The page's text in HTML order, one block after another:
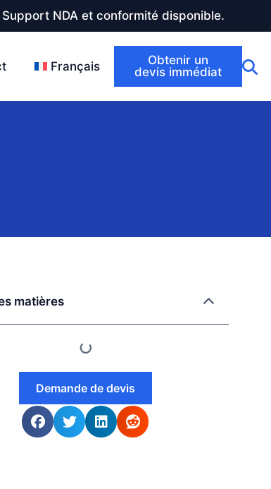
NDA et conformité disponible.
Français
Obtenir un
devis immédiat
matières
Demande de devis